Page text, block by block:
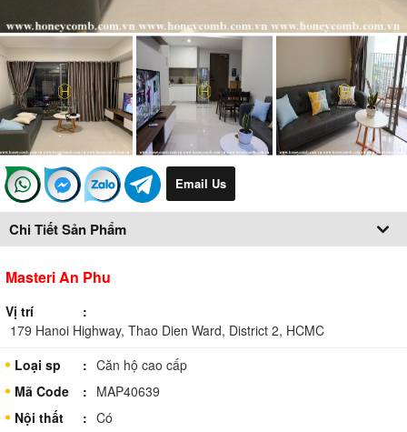
Email Us
Chi Tiết Sản Phẩm
Masteri An Phu
Vị trí
179 Hanoi Highway, Thao Dien Ward, District 2, HCMC
Loại sp
Căn hộ cao cấp
Mã Code
MAP40639
Nội thất
Có